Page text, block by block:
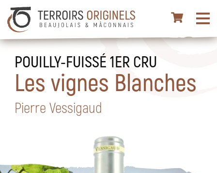
POUILLY-FUISSÉ 1ER CRU
Les vignes Blanches
Pierre Vessigaud